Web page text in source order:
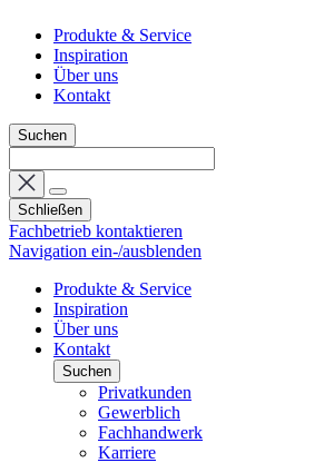
Produkte & Service
Inspiration
Über uns
Kontakt
Suchen
Schließen
Fachbetrieb kontaktieren
Navigation ein-/ausblenden
Produkte & Service
Inspiration
Über uns
Kontakt
Suchen
Privatkunden
Gewerblich
Fachhandwerk
Karriere